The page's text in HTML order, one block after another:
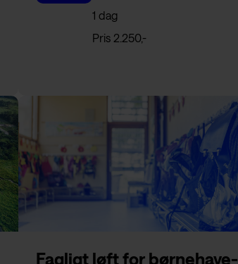
1 dag
Pris 2.250,-
Fagligt løft for børnehave­­